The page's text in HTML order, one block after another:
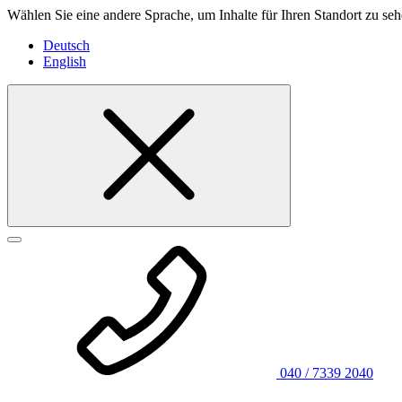
Wählen Sie eine andere Sprache, um Inhalte für Ihren Standort zu
Deutsch
English
040 / 7339 2040